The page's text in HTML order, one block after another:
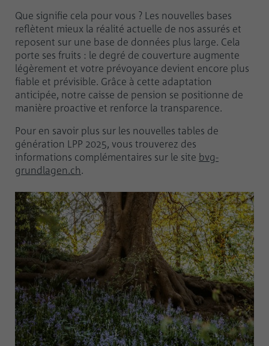
Que signifie cela pour vous ? Les nouvelles bases
reflètent mieux la réalité actuelle de nos assurés et
reposent sur une base de données plus large. Cela
porte ses fruits : le degré de couverture augmente
légèrement et votre prévoyance devient encore plus
fiable et prévisible. Grâce à cette adaptation
anticipée, notre caisse de pension se positionne de
manière proactive et renforce la transparence.
Pour en savoir plus sur les nouvelles tables de
génération LPP 2025, vous trouverez des
informations complémentaires sur le site bvg-
grundlagen.ch.